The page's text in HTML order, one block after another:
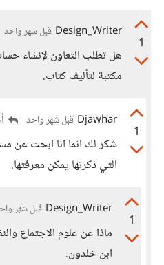
1
Design_Writer قبل شهر واحد
هل تطلب التعاون لإنشاء
مكتبة لتأليف كتاب.
1
Djawhar قبل شهر واحد
شكر لك انما انا ابحث عن
التي ذكرتها يمكن معرفتها.
1
Design_Writer قبل شهر
ماذا عن علوم الاجتماع
ابن خلدون.